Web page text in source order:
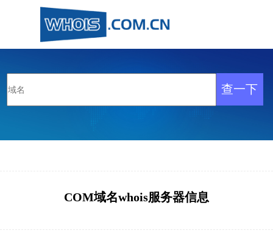
COM域名whois服务器信息